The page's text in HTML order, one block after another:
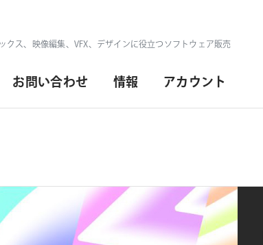
クス、映像編集、VFX、デザインに役立つソフトウェア販売
お問い合わせ 情報 アカウント